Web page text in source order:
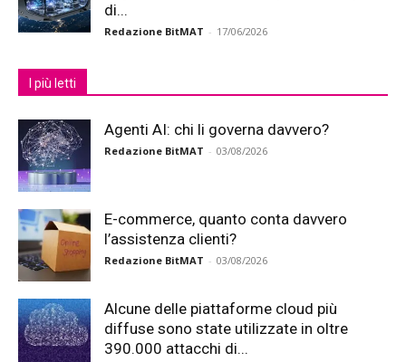
di...
Redazione BitMAT - 17/06/2026
I più letti
Agenti AI: chi li governa davvero?
Redazione BitMAT - 03/08/2026
E-commerce, quanto conta davvero
l’assistenza clienti?
Redazione BitMAT - 03/08/2026
Alcune delle piattaforme cloud più
diffuse sono state utilizzate in oltre
390.000 attacchi di...